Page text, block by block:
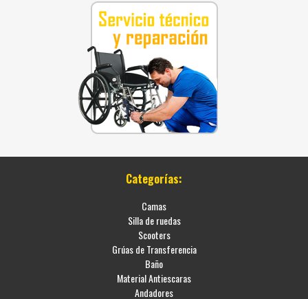
Categorías:
Camas
Silla de ruedas
Scooters
Grúas de Transferencia
Baño
Material Antiescaras
Andadores